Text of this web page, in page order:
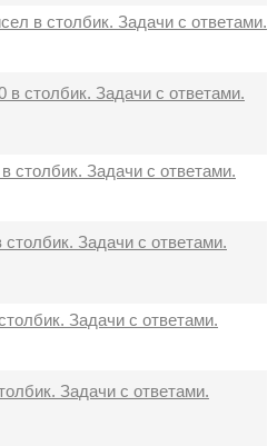
в столбик. Задачи с ответами.
столбик. Задачи с ответами.
столбик. Задачи с ответами.
Задачи с ответами.
Задачи с ответами.
Задачи с ответами.